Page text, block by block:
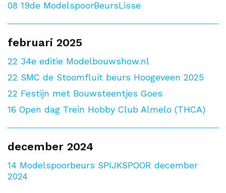
08 19de ModelspoorBeursLisse
februari 2025
22 34e editie Modelbouwshow.nl
22 SMC de Stoomfluit beurs Hoogeveen 2025
22 Festijn met Bouwsteentjes Goes
16 Open dag Trein Hobby Club Almelo (THCA)
december 2024
14 Modelspoorbeurs SPIJKSPOOR december
2024